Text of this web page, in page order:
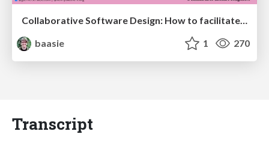
baasie
1 270
Transcript